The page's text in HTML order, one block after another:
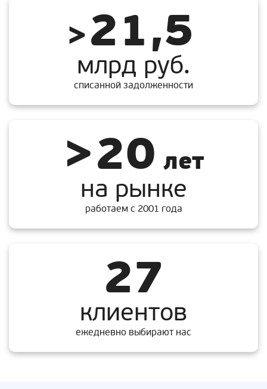
>21,5
млрд руб.
списанной задолженности
>20лет
на рынке
работаем с 2001 года
27
клиентов
ежедневно выбирают нас